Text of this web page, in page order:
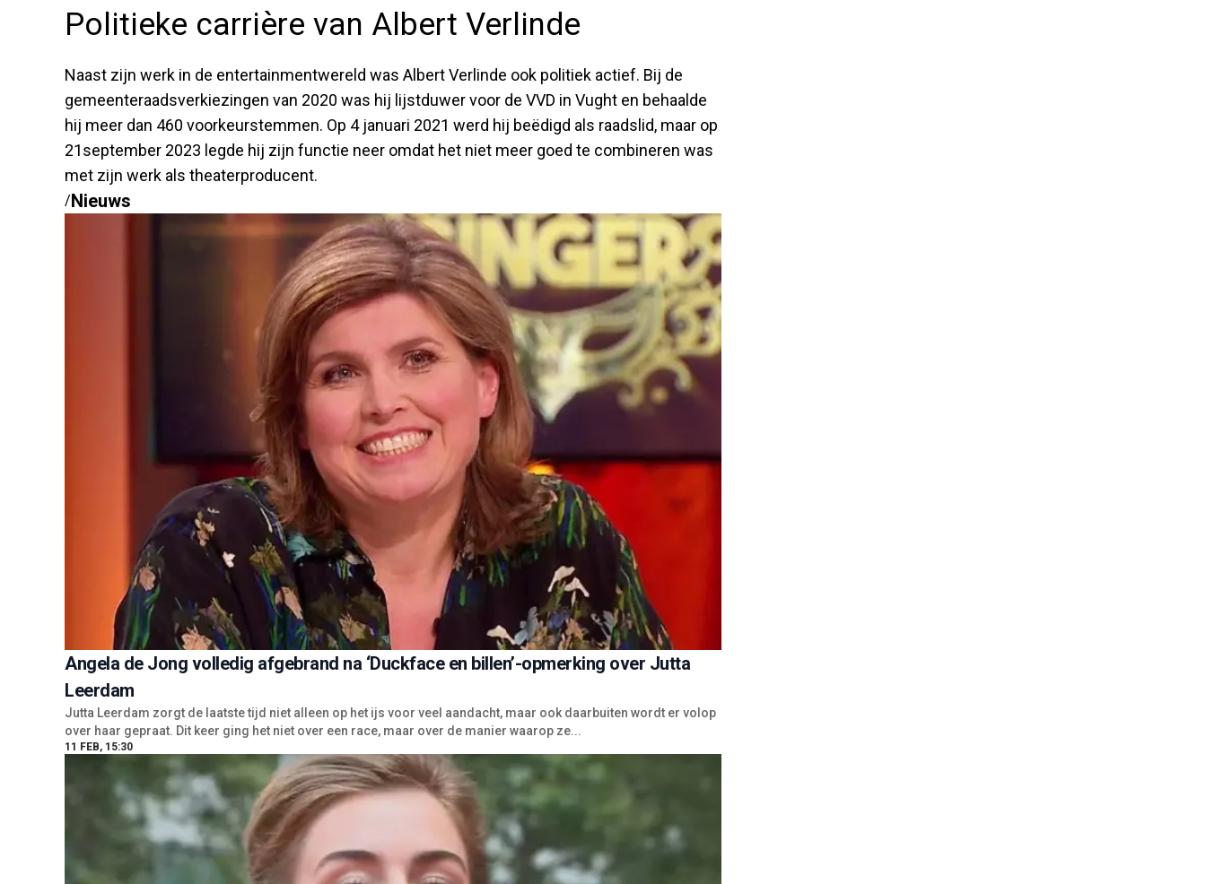
Politieke carrière van Albert Verlinde
Naast zijn werk in de entertainmentwereld was Albert Verlinde ook politiek actief. Bij de
gemeenteraadsverkiezingen van 2020 was hij lijstduwer voor de VVD in Vught en behaalde
hij meer dan 460 voorkeurstemmen. Op 4 januari 2021 werd hij beëdigd als raadslid, maar op
21september 2023 legde hij zijn functie neer omdat het niet meer goed te combineren was
met zijn werk als theaterproducent.
/Nieuws
Angela de Jong volledig afgebrand na ‘Duckface en billen’-opmerking over Jutta
Leerdam
Jutta Leerdam zorgt de laatste tijd niet alleen op het ijs voor veel aandacht, maar ook daarbuiten wordt er volop
over haar gepraat. Dit keer ging het niet over een race, maar over de manier waarop ze...
11 FEB, 15:30